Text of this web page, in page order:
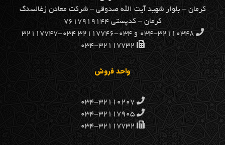
كرمان – بلوار شهيد آيت الله صدوقي – شركت معادن زغالسنگ
كرمان – کدپستی ۷۶۱۷۹۱۹۱۴۴
۰۳۴-۳۲۱۱۰۳۴۸ و ۰۳۴-۳۲۱۱۷۷۴۶ ۰۳۴-۳۲۱۱۷۷۴۷
۰۳۴-۳۲۱۱۷۷۳۲
واحد فروش
۰۳۴-۳۲۱۱۰۲۰۷
۰۳۴-۳۲۱۱۷۹۰۵
۰۳۴-۳۲۱۱۷۷۳۲